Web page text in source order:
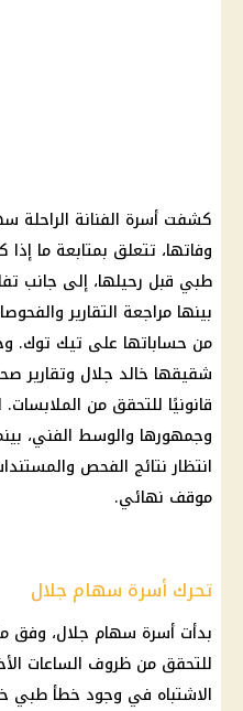
كشفت أسرة الفنانة الراحلة
وفاتها، تتعلق بمتابعة ما
طبي قبل رحيلها، إلى جانب
بينها مراجعة التقارير
من حساباتها على تيك توك.
شقيقها خالد جلال وتقارير
قانونيًا للتحقق من
وجمهورها والوسط الفني،
انتظار نتائج الفحص
موقف نهائي.
تحرك أسرة سهام جلال
بدأت أسرة سهام جلال، وفق
للتحقق من ظروف الساعات
الاشتباه في وجود خطأ طبي